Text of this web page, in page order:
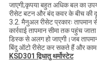
जाएगी;कृपया बहुत अधिक बल का
रीसेट बटन और बंद कवर के बीच की
3.2. मैनुअल रीसेट प्रकारः तापमान
कार्रवाई तापमान सीमा तक पहुंच
डिस्क से अलग हो जाएगी।जब
बिंदु ऑटो रीसेट कर सकते हैं और
KSD301 द्विधातु थर्मोस्टेट